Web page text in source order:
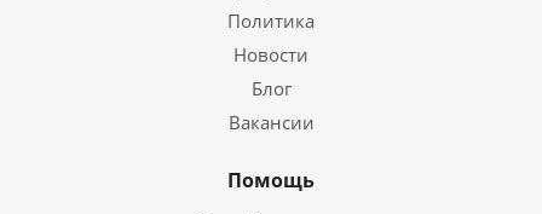
Политика
Новости
Блог
Вакансии
Помощь